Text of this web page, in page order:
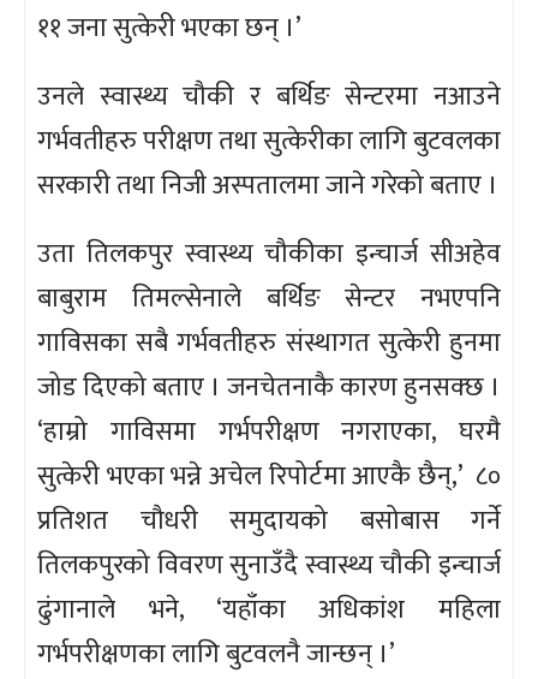
११ जना सुत्केरी भएका छन् ।’
उनले स्वास्थ्य चौकी र बर्थिङ सेन्टरमा नआउने
गर्भवतीहरु परीक्षण तथा सुत्केरीका लागि बुटवलका
सरकारी तथा निजी अस्पतालमा जाने गरेको बताए ।
उता तिलकपुर स्वास्थ्य चौकीका इन्चार्ज सीअहेव
बाबुराम तिमल्सेनाले बर्थिङ सेन्टर नभएपनि
गाविसका सबै गर्भवतीहरु संस्थागत सुत्केरी हुनमा
जोड दिएको बताए । जनचेतनाकै कारण हुनसक्छ ।
‘हाम्रो गाविसमा गर्भपरीक्षण नगराएका, घरमै
सुत्केरी भएका भन्ने अचेल रिपोर्टमा आएकै छैन्,’ ८०
प्रतिशत चौधरी समुदायको बसोबास गर्ने
तिलकपुरको विवरण सुनाउँदै स्वास्थ्य चौकी इन्चार्ज
ढुंगानाले भने, ‘यहाँका अधिकांश महिला
गर्भपरीक्षणका लागि बुटवलनै जान्छन् ।’